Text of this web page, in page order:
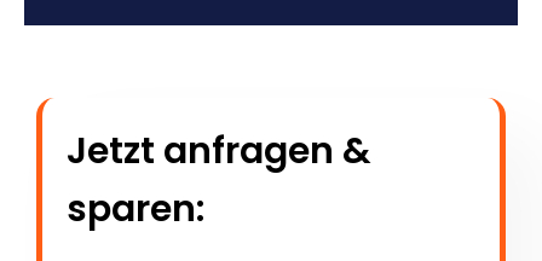
Jetzt anfragen &
sparen: